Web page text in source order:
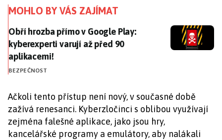
MOHLO BY VÁS ZAJÍMAT
Obří hrozba přímo v Google Play: kyberexperti
Obří hrozba přímo v Google Play:
kyberexperti varují až před 90
aplikacemi!
BEZPEČNOST
Ačkoli tento přístup není nový, v současné době
zažívá renesanci. Kyberzločinci s oblibou využívají
zejména falešné aplikace, jako jsou hry,
kancelářské programy a emulátory, aby nalákali